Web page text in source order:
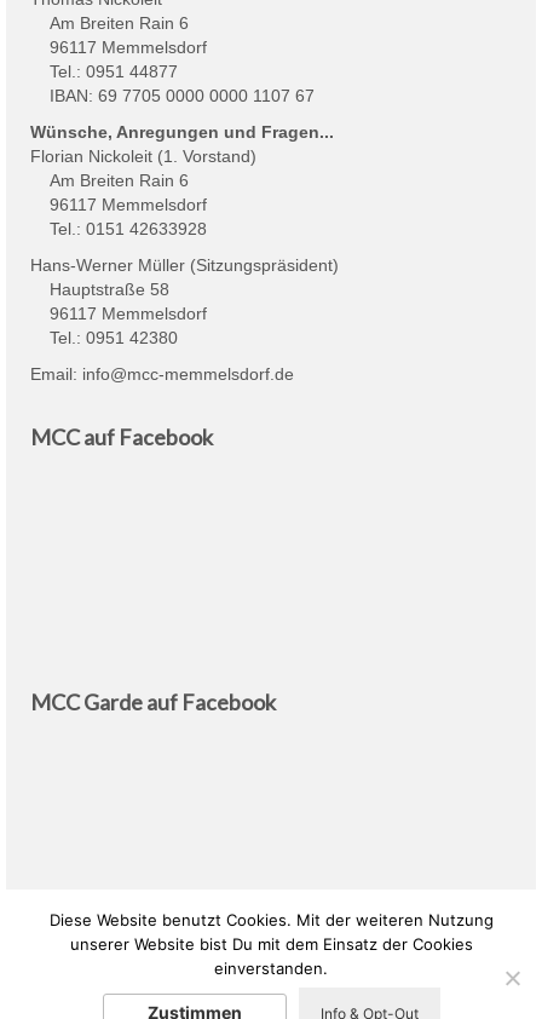
Am Breiten Rain 6
96117 Memmelsdorf
Tel.: 0951 44877
IBAN: 69 7705 0000 0000 1107 67
Wünsche, Anregungen und Fragen...
Florian Nickoleit (1. Vorstand)
Am Breiten Rain 6
96117 Memmelsdorf
Tel.: 0151 42633928
Hans-Werner Müller (Sitzungspräsident)
Hauptstraße 58
96117 Memmelsdorf
Tel.: 0951 42380
Email: info@mcc-memmelsdorf.de
MCC auf Facebook
MCC Garde auf Facebook
Datenschutz Impressum
Diese Website benutzt Cookies. Mit der weiteren Nutzung
unserer Website bist Du mit dem Einsatz der Cookies
einverstanden.
Zustimmen Info & Opt-Out